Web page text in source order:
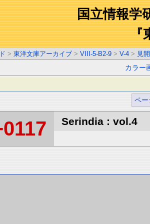
国立情報学
『
> 東洋文庫アーカイブ > VIII-5-B2-9 > V-4 > 見
カラー
ペー
Serindia : vol.4